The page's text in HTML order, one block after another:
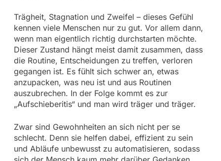
Trägheit, Stagnation und Zweifel – dieses Gefühl
kennen viele Menschen nur zu gut. Vor allem dann,
wenn man eigentlich richtig durchstarten möchte.
Dieser Zustand hängt meist damit zusammen, dass
die Routine, Entscheidungen zu treffen, verloren
gegangen ist. Es fühlt sich schwer an, etwas
anzupacken, was neu ist und aus Routinen
auszubrechen. In der Folge kommt es zur
„Aufschieberitis“ und man wird träger und träger.
Zwar sind Gewohnheiten an sich nicht per se
schlecht. Denn sie helfen dabei, effizient zu sein
und Abläufe unbewusst zu automatisieren, sodass